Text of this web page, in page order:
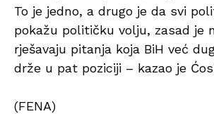
To je jedno, a drugo je da svi
pokažu političku volju, zasad je
rješavaju pitanja koja BiH već
drže u pat poziciji – kazao je
(FENA)